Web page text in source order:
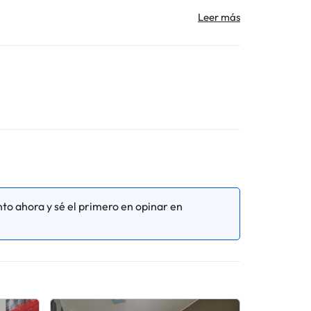
datos de contacto aparecen en la confirmación de
ahora y sé el primero en opinar en